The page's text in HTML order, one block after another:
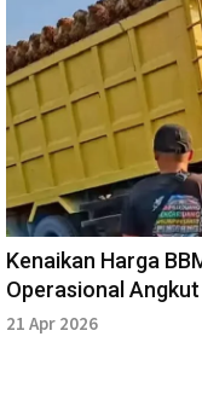
Kenaikan Harga
Operasional
Menjadi Mahal
21 Apr 2026